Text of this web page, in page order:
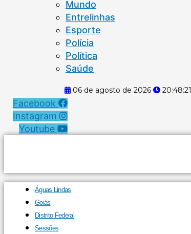
Mundo
Entrelinhas
Esporte
Polícia
Política
Saúde
06 de agosto de 2026 20:48:22
Facebook
Instagram
Youtube
Águas Lindas
Goiás
Distrito Federal
Sessões